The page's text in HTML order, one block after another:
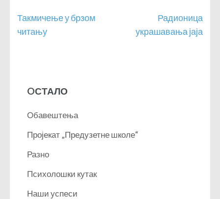
Кретање
чланка
Такмичење у брзом
читању
Радионица
украшавања јаја
OСТАЛО
Обавештења
Пројекат „Предузетне школе“
Разно
Психолошки кутак
Наши успеси